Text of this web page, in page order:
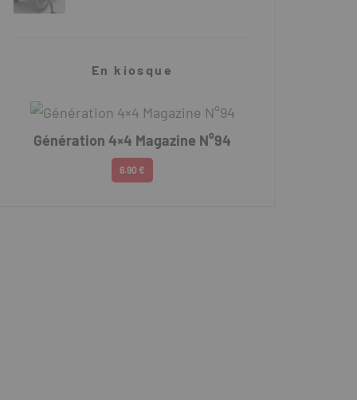
En kiosque
Génération 4×4 Magazine N°94
6.90 €